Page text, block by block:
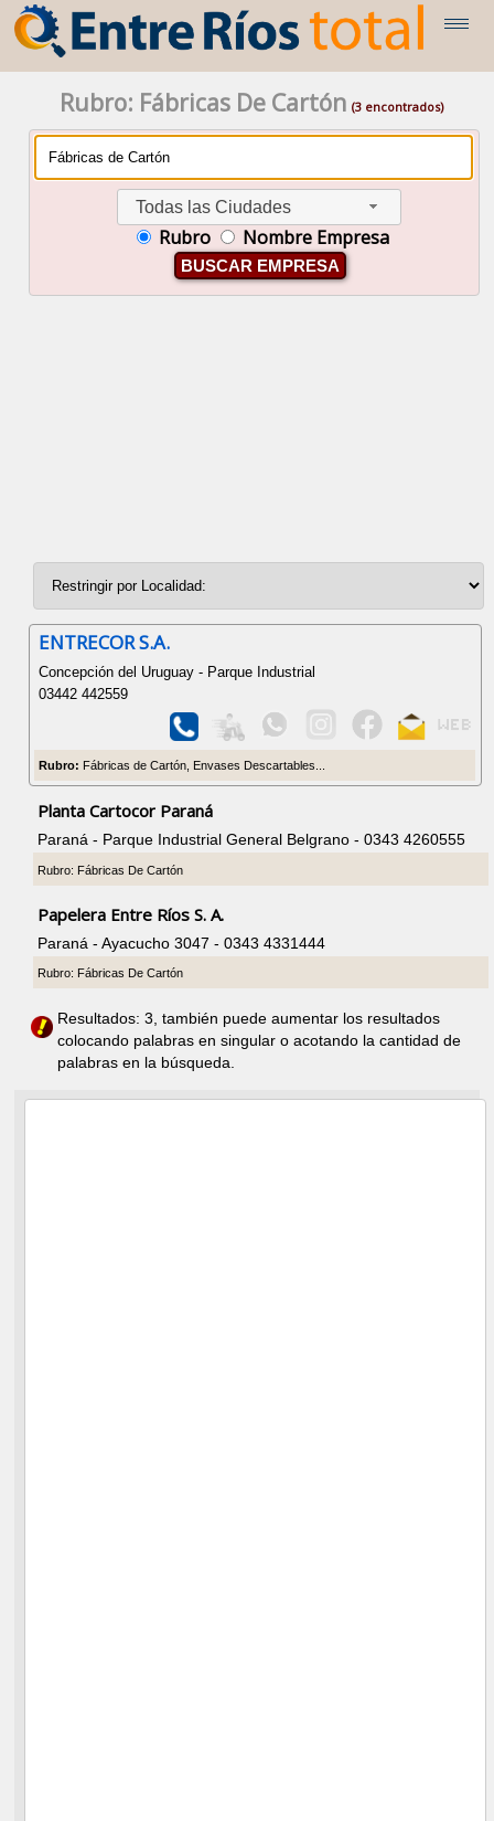
Rubro: Fábricas De Cartón(3 encontrados)
Todas las Ciudades
Rubro Nombre Empresa
BUSCAR EMPRESA
ENTRECOR S.A.
Concepción del Uruguay - Parque Industrial
03442 442559
Rubro: Fábricas de Cartón, Envases Descartables...
Planta Cartocor Paraná
Paraná - Parque Industrial General Belgrano - 0343 4260555
Rubro: Fábricas De Cartón
Papelera Entre Ríos S. A.
Paraná - Ayacucho 3047 - 0343 4331444
Rubro: Fábricas De Cartón
Resultados: 3, también puede aumentar los resultados
colocando palabras en singular o acotando la cantidad de
palabras en la búsqueda.